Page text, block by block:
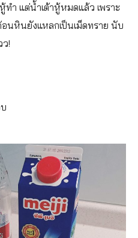
ทำ แต่น้ำเต้าหู้หมดแล้ว เพราะ
อนหินยังแหลกเป็นเม็ดทราย นับ
ว!